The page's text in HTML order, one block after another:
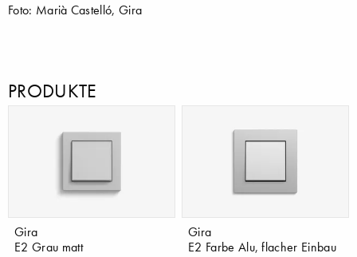
Foto: Marià Castelló, Gira
PRODUKTE
Gira
E2 Grau matt
Gira
E2 Farbe Alu, flacher Einbau